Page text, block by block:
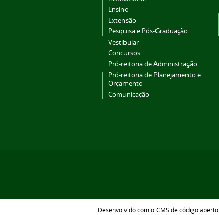
Ensino
Extensão
Pesquisa e Pós-Graduação
Vestibular
Concursos
Pró-reitoria de Administração
Pró-reitoria de Planejamento e
Orçamento
Comunicação
Desenvolvido com o CMS de código aberto